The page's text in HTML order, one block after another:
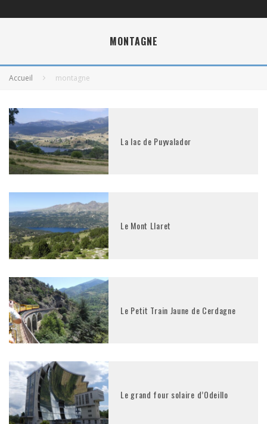
MONTAGNE
Accueil montagne
La lac de Puyvalador
Le Mont Llaret
Le Petit Train Jaune de Cerdagne
Le grand four solaire d’Odeillo